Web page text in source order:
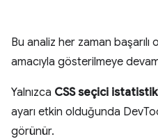
Bu analiz her zaman
amacıyla gösterilmeye
Yalnızca CSS seçici
ayarı etkin olduğunda
görünür.